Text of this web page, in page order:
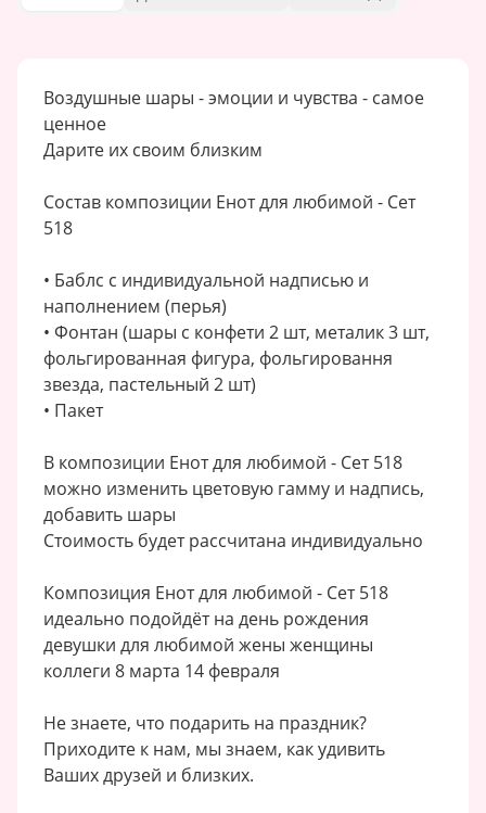
Воздушные шары - эмоции и чувства - самое
ценное
Дарите их своим близким
Состав композиции Енот для любимой - Сет
518
• Баблс с индивидуальной надписью и
наполнением (перья)
• Фонтан (шары с конфети 2 шт, металик 3 шт,
фольгированная фигура, фольгировання
звезда, пастельный 2 шт)
• Пакет
В композиции Енот для любимой - Сет 518
можно изменить цветовую гамму и надпись,
добавить шары
Стоимость будет рассчитана индивидуально
Композиция Енот для любимой - Сет 518
идеально подойдёт на день рождения
девушки для любимой жены женщины
коллеги 8 марта 14 февраля
Не знаете, что подарить на праздник?
Приходите к нам, мы знаем, как удивить
Ваших друзей и близких.